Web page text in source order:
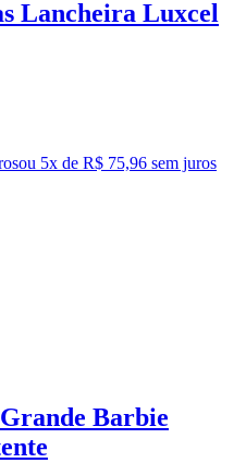
Lancheira Luxcel
ou 5x de R$ 75,96 sem juros
Barbie